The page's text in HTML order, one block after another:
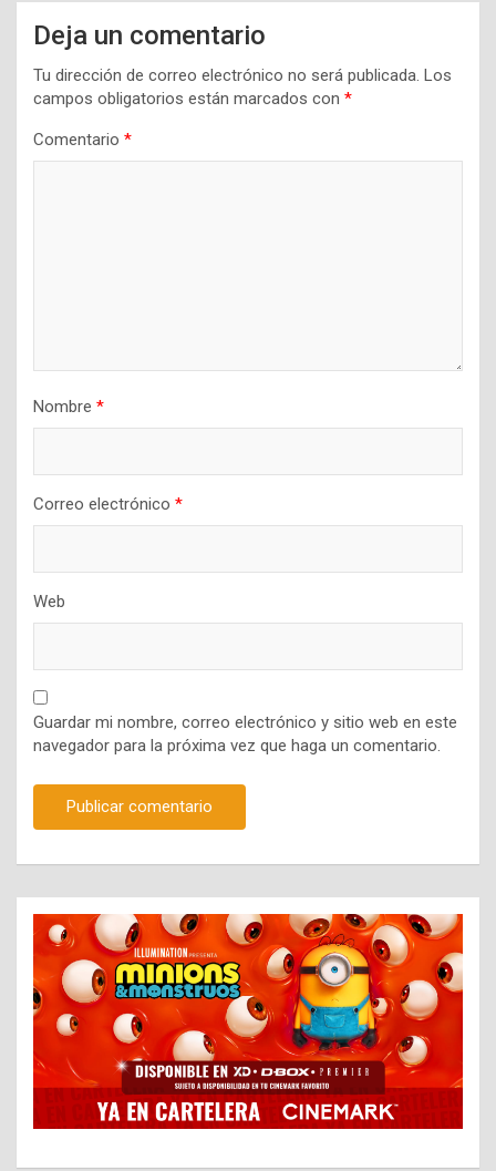
Deja un comentario
Tu dirección de correo electrónico no será publicada. Los
campos obligatorios están marcados con *
Comentario *
Nombre *
Correo electrónico *
Web
Guardar mi nombre, correo electrónico y sitio web en este
navegador para la próxima vez que haga un comentario.